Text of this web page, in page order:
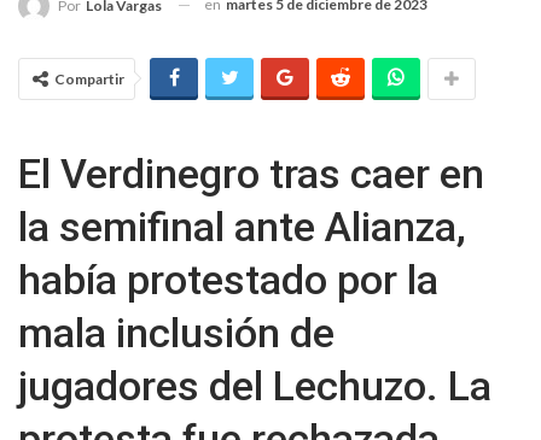
Por Lola Vargas en martes 5 de diciembre de 2023
Compartir
El Verdinegro tras caer en
la semifinal ante Alianza,
había protestado por la
mala inclusión de
jugadores del Lechuzo. La